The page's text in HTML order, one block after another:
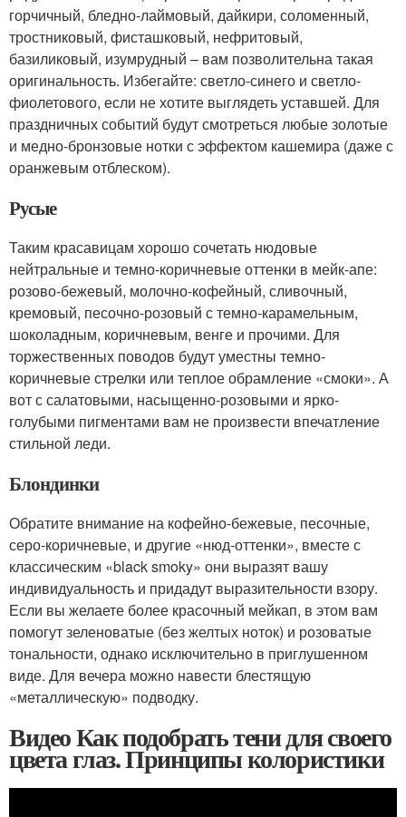
горчичный, бледно-лаймовый, дайкири, соломенный,
тростниковый, фисташковый, нефритовый,
базиликовый, изумрудный – вам позволительна такая
оригинальность. Избегайте: светло-синего и светло-
фиолетового, если не хотите выглядеть уставшей. Для
праздничных событий будут смотреться любые золотые
и медно-бронзовые нотки с эффектом кашемира (даже с
оранжевым отблеском).
Русые
Таким красавицам хорошо сочетать нюдовые
нейтральные и темно-коричневые оттенки в мейк-апе:
розово-бежевый, молочно-кофейный, сливочный,
кремовый, песочно-розовый с темно-карамельным,
шоколадным, коричневым, венге и прочими. Для
торжественных поводов будут уместны темно-
коричневые стрелки или теплое обрамление «смоки». А
вот с салатовыми, насыщенно-розовыми и ярко-
голубыми пигментами вам не произвести впечатление
стильной леди.
Блондинки
Обратите внимание на кофейно-бежевые, песочные,
серо-коричневые, и другие «нюд-оттенки», вместе с
классическим «black smoky» они выразят вашу
индивидуальность и придадут выразительности взору.
Если вы желаете более красочный мейкап, в этом вам
помогут зеленоватые (без желтых ноток) и розоватые
тональности, однако исключительно в приглушенном
виде. Для вечера можно навести блестящую
«металлическую» подводку.
Видео Как подобрать тени для своего
цвета глаз. Принципы колористики